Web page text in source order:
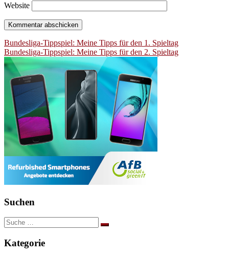
Website
Beitragsnavigation
Bundesliga-Tippspiel: Meine Tipps für den 1. Spieltag
Bundesliga-Tippspiel: Meine Tipps für den 2. Spieltag
Suchen
Suche
nach:
Kategorie